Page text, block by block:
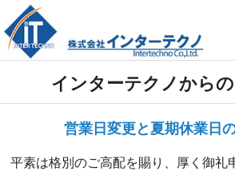
インターテクノから
営業日変更と夏期休業日
平素は格別のご高配を賜り、厚く御礼